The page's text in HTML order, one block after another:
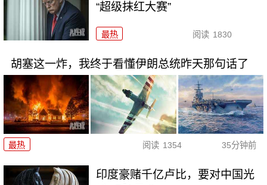
“超级抹红大赛”
最热 阅读 1830
胡塞这一炸，我终于看懂伊朗总统昨天那句话了
最热 阅读 1354 35分钟前
印度豪赌千亿卢比，要对中国光